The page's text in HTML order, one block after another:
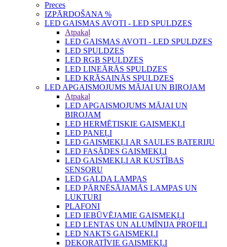
Preces
IZPĀRDOŠANA %
LED GAISMAS AVOTI - LED SPULDZES
Atpakaļ
LED GAISMAS AVOTI - LED SPULDZES
LED SPULDZES
LED RGB SPULDZES
LED LINEĀRĀS SPULDZES
LED KRĀSAINĀS SPULDZES
LED APGAISMOJUMS MĀJAI UN BIROJAM
Atpakaļ
LED APGAISMOJUMS MĀJAI UN
BIROJAM
LED HERMĒTISKIE GAISMEKĻI
LED PANEĻI
LED GAISMEKĻI AR SAULES BATERIJU
LED FASĀDES GAISMEKĻI
LED GAISMEKĻI AR KUSTĪBAS
SENSORU
LED GALDA LAMPAS
LED PĀRNĒSĀJAMĀS LAMPAS UN
LUKTURI
PLAFONI
LED IEBŪVĒJAMIE GAISMEKĻI
LED LENTAS UN ALUMĪNIJA PROFILI
LED NAKTS GAISMEKĻI
DEKORATĪVIE GAISMEKĻI